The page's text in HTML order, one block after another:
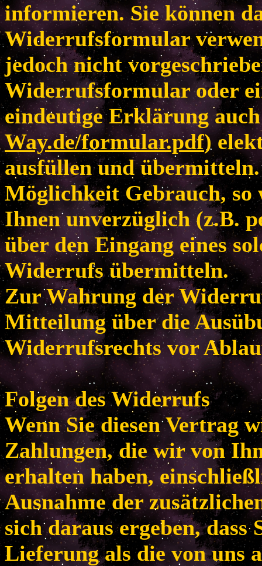
informieren. Sie können
Widerrufsformular
jedoch nicht
Widerrufsformular oder
eindeutige Erklärung
Way.de/formular.pdf)
ausfüllen und
Möglichkeit Gebrauch, so
Ihnen unverzüglich (z.B.
über den Eingang eines
Widerrufs übermitteln.
Zur Wahrung der
Mitteilung über die
Widerrufsrechts vor
Folgen des Widerrufs
Wenn Sie diesen Vertrag
Zahlungen, die wir von
erhalten haben,
Ausnahme der
sich daraus ergeben, dass
Lieferung als die von uns